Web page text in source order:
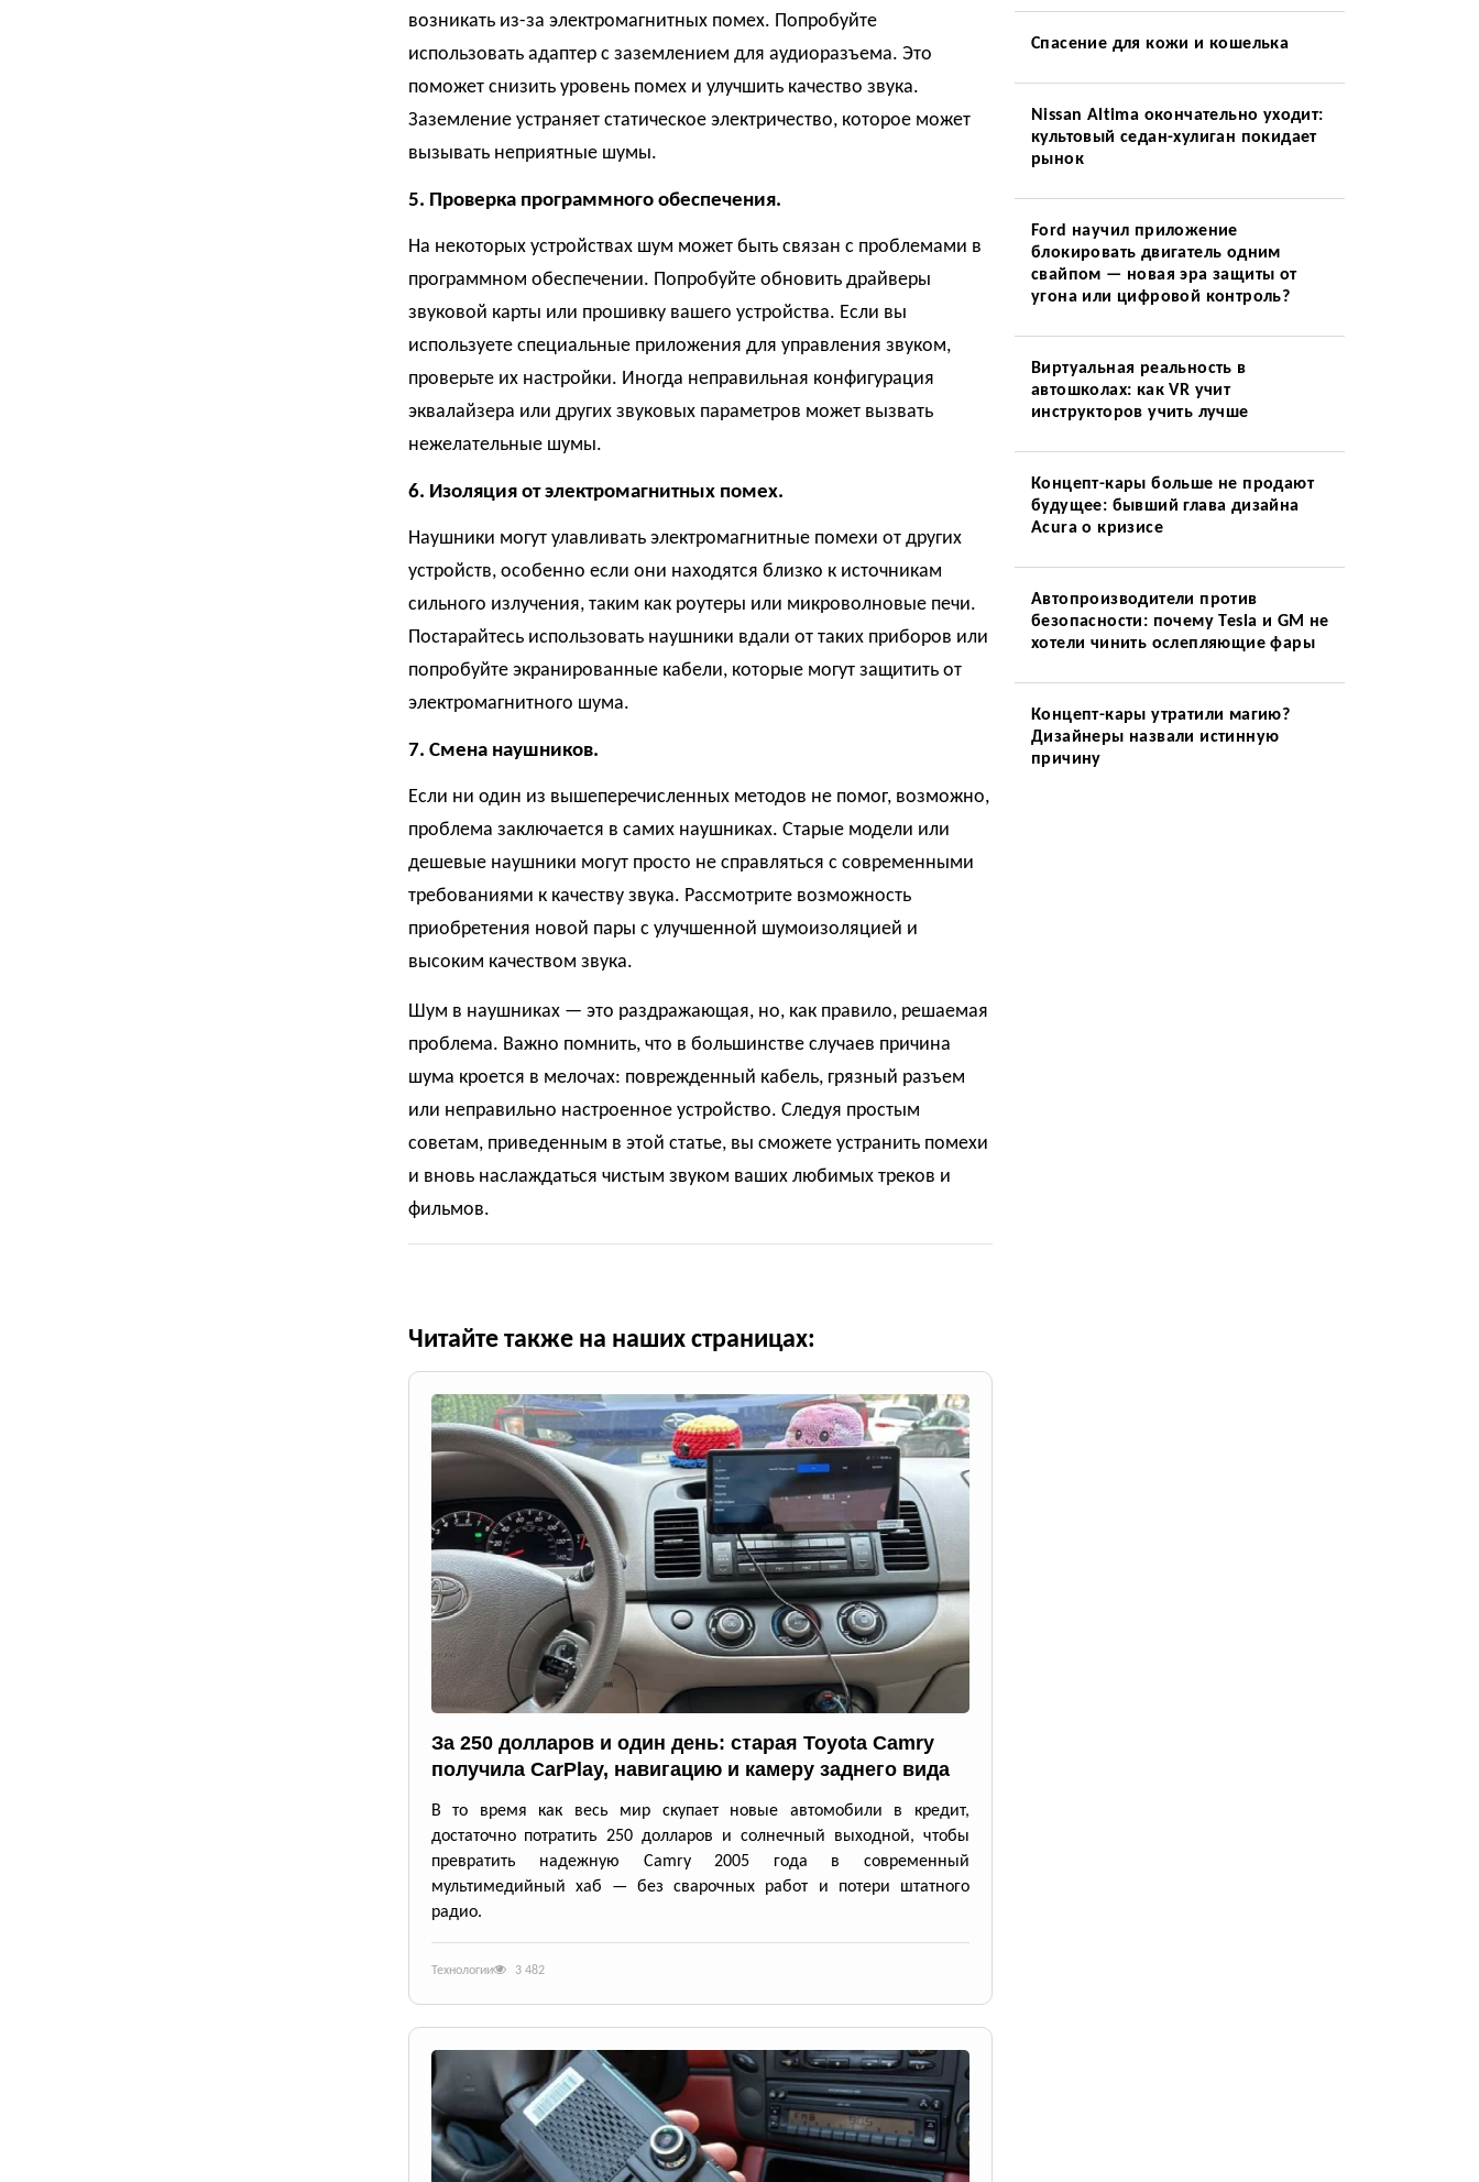
возникать из-за электромагнитных помех. Попробуйте
использовать адаптер с заземлением для аудиоразъема. Это
поможет снизить уровень помех и улучшить качество звука.
Заземление устраняет статическое электричество, которое может
вызывать неприятные шумы.
5. Проверка программного обеспечения.
На некоторых устройствах шум может быть связан с проблемами в
программном обеспечении. Попробуйте обновить драйверы
звуковой карты или прошивку вашего устройства. Если вы
используете специальные приложения для управления звуком,
проверьте их настройки. Иногда неправильная конфигурация
эквалайзера или других звуковых параметров может вызвать
нежелательные шумы.
6. Изоляция от электромагнитных помех.
Наушники могут улавливать электромагнитные помехи от других
устройств, особенно если они находятся близко к источникам
сильного излучения, таким как роутеры или микроволновые печи.
Постарайтесь использовать наушники вдали от таких приборов или
попробуйте экранированные кабели, которые могут защитить от
электромагнитного шума.
7. Смена наушников.
Если ни один из вышеперечисленных методов не помог, возможно,
проблема заключается в самих наушниках. Старые модели или
дешевые наушники могут просто не справляться с современными
требованиями к качеству звука. Рассмотрите возможность
приобретения новой пары с улучшенной шумоизоляцией и
высоким качеством звука.
Шум в наушниках — это раздражающая, но, как правило, решаемая
проблема. Важно помнить, что в большинстве случаев причина
шума кроется в мелочах: поврежденный кабель, грязный разъем
или неправильно настроенное устройство. Следуя простым
советам, приведенным в этой статье, вы сможете устранить помехи
и вновь наслаждаться чистым звуком ваших любимых треков и
фильмов.
Читайте также на наших страницах:
За 250 долларов и один день: старая Toyota Camry
получила CarPlay, навигацию и камеру заднего вида
В то время как весь мир скупает новые автомобили в кредит,
достаточно потратить 250 долларов и солнечный выходной, чтобы
превратить надежную Camry 2005 года в современный
мультимедийный хаб — без сварочных работ и потери штатного
радио.
Технологии 3 482
Спасение для кожи и кошелька
Nissan Altima окончательно уходит:
культовый седан-хулиган покидает
рынок
Ford научил приложение
блокировать двигатель одним
свайпом — новая эра защиты от
угона или цифровой контроль?
Виртуальная реальность в
автошколах: как VR учит
инструкторов учить лучше
Концепт-кары больше не продают
будущее: бывший глава дизайна
Acura о кризисе
Автопроизводители против
безопасности: почему Tesla и GM не
хотели чинить ослепляющие фары
Концепт-кары утратили магию?
Дизайнеры назвали истинную
причину